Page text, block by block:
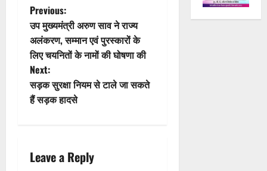
P
o
s
t
v
Previous:
उप मुख्यमंत्री अरुण साव ने राज्य
अलंकरण, सम्मान एवं पुरस्कारों के
लिए चयनितों के नामों की घोषणा की
Next:
सड़क सुरक्षा नियम से टाले जा सकते
हैं सड़क हादसे
Leave a Reply